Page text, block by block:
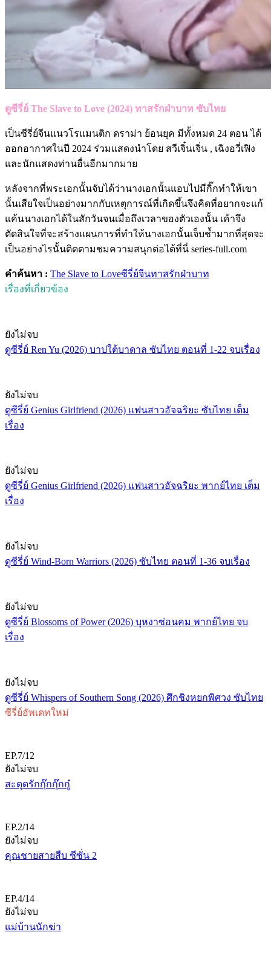
ดูซีรี่ย์ The Slave to Love (2024) ทาสรักฝ่าบาท ซับไทย
เป็นซีรี่ย์จีนแนวโรแมนติก ดราม่า ย้อนยุค มีทั้งหมด 24 ตอน ได้
ออกอากาศในปี 2024 ร่วมแสดงนำโดย สวีเจิ๋นเจิ่น , เฉิงอวี่เฟิง
และนักแสดงท่านอื่นอีกมากมาย
หลังจากที่พระเอกนั้นจับได้ว่านางเอกนั้นแอบไปมีกิ๊กทำให้เขา
นั้นเสียใจเป็นอย่างมากกับเหตุการณ์ที่เกิดขึ้นจึงคิดที่อยากจะแก้
แค้นนางเอกได้ในสักวันจนเมื่อถึงเวลาของตัวเองนั้น เค้าจึง
ตัดสินใจที่จะสร้างแผนการที่ทำให้นางเอกนั้นเจ็บช้ำมากที่สุดจะ
เป็นอย่างไรนั้นติดตามชมความสนุกต่อได้ที่นี่ series-full.com
คำค้นหา : The Slave to Loveซีรี่ย์จีนทาสรักฝ่าบาท
เรื่องที่เกี่ยวข้อง
ยังไม่จบ
ดูซีรี่ย์ Ren Yu (2026) บาปใต้บาดาล ซับไทย ตอนที่ 1-22 จบเรื่อง
ยังไม่จบ
ดูซีรี่ย์ Genius Girlfriend (2026) แฟนสาวอัจฉริยะ ซับไทย เต็ม
เรื่อง
ยังไม่จบ
ดูซีรี่ย์ Genius Girlfriend (2026) แฟนสาวอัจฉริยะ พากย์ไทย เต็ม
เรื่อง
ยังไม่จบ
ดูซีรี่ย์ Wind-Born Warriors (2026) ซับไทย ตอนที่ 1-36 จบเรื่อง
ยังไม่จบ
ดูซีรี่ย์ Blossoms of Power (2026) บุหงาซ่อนคม พากย์ไทย จบ
เรื่อง
ยังไม่จบ
ดูซีรี่ย์ Whispers of Southern Song (2026) ศึกชิงหยกพิศวง ซับไทย
ซีรี่ย์อัพเดทใหม่
EP.7/12
ยังไม่จบ
สะดุดรักกุ๊กกุ๊กกู๋
EP.2/14
ยังไม่จบ
คุณชายสายสืบ ซีซั่น 2
EP.4/14
ยังไม่จบ
แม่บ้านนักฆ่า